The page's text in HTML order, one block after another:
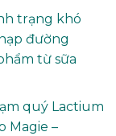
trạng khó
đường
từ sữa
quý Lactium
Magie –